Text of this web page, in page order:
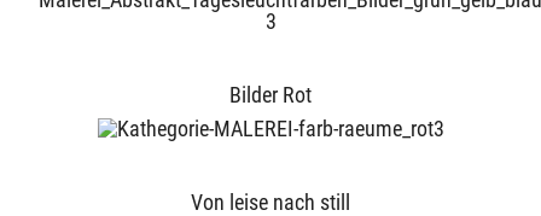
Bilder Rot
Von leise nach still